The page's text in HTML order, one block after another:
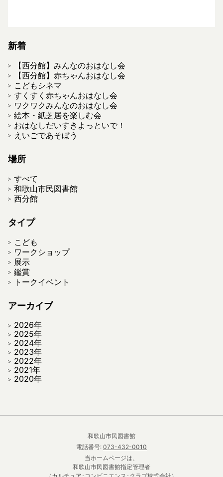
新着
【西分館】みんなのおはなし会
【西分館】赤ちゃんおはなし会
こどもシネマ
すくすく赤ちゃんおはなし会
ワクワクみんなのおはなし会
絵本・紙芝居を楽しむ会
おはなしだいすきよっといで！
えいごであそぼう
場所
すべて
和歌山市民図書館
西分館
タイプ
こども
ワークショップ
展示
鑑賞
トークイベント
アーカイブ
2026年
2025年
2024年
2023年
2022年
2021年
2020年
和歌山市民図書館
電話番号: 073-432-0010
当ホームページは、
和歌山市民図書館指定管理者